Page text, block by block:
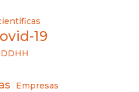
19
DDHH
Empresas